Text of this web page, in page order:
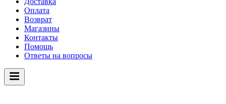
Оплата
Возврат
Магазины
Контакты
Помощь
Ответы на вопросы